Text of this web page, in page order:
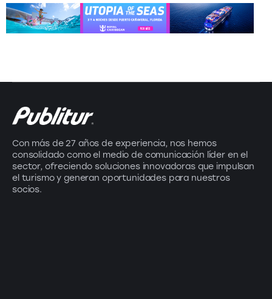
Con más de 27 años de experiencia, nos hemos
consolidado como el medio de comunicación líder en el
sector, ofreciendo soluciones innovadoras que impulsan
el turismo y generan oportunidades para nuestros
socios.